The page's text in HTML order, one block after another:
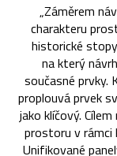
„Záměrem
charakteru
historické
na který
současné prvky.
proplouvá prvek
jako klíčový.
prostoru v rámci
Unifikované